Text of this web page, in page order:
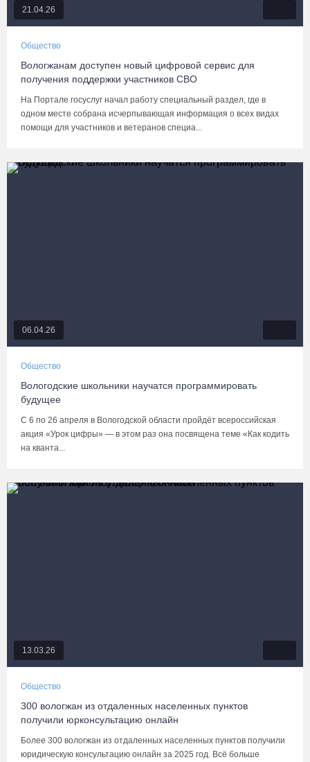
21.04.26
Общество
Вологжанам доступен новый цифровой сервис для
получения поддержки участников СВО
На Портале госуслуг начал работу специальный раздел, где в
одном месте собрана исчерпывающая информация о всех видах
помощи для участников и ветеранов специа...
06.04.26
Общество
Вологодские школьники научатся программировать
будущее
С 6 по 26 апреля в Вологодской области пройдёт всероссийская
акция «Урок цифры» — в этом раз она посвящена теме «Как кодить
на кванта...
13.03.26
Общество
300 вологжан из отдаленных населенных пунктов
получили юрконсультацию онлайн
Более 300 вологжан из отдаленных населенных пунктов получили
юридическую консультацию онлайн за 2025 год. Всё больше